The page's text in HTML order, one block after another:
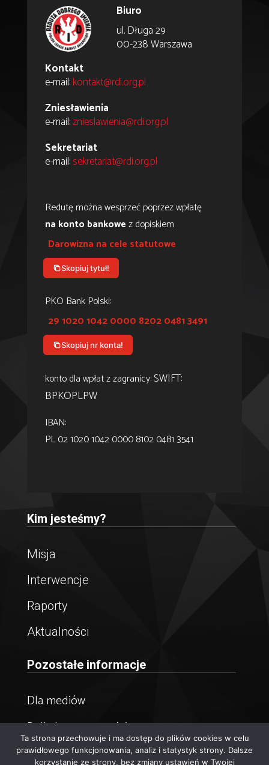
Biuro
ul. Długa 29
00-238 Warszawa
Kontakt
e-mail:kontakt@rdi.org.pl
Zniesławienia
e-mail:znieslawienia@rdi.org.pl
Sekretariat
e-mail:sekretariat@rdi.org.pl
Redutę można wesprzeć poprzez wpłatę
na konto bankowez dopiskiem
Darowizna na cele statutowe
Skopiuj tytuł!
PKO Bank Polski:
29 1020 1042 0000 8202 0481 3491
Skopiuj nr konta!
konto dla wpłat z zagranicy:SWIFT:
BPKOPLPW
IBAN:
PL 02 1020 1042 0000 8102 0481 3541
Kim jesteśmy?
Misja
Interwencje
Raporty
Aktualności
Pozostałe informacje
Dla mediów
Polityka prywatności
Newsletter
Ta strona przechowuje i ma dostęp do plików cookies w celu
prawidłowego funkcjonowania, analiz i statystyk strony. Dalsze
korzystanie ze strony, bez zmiany ustawień w Twojej